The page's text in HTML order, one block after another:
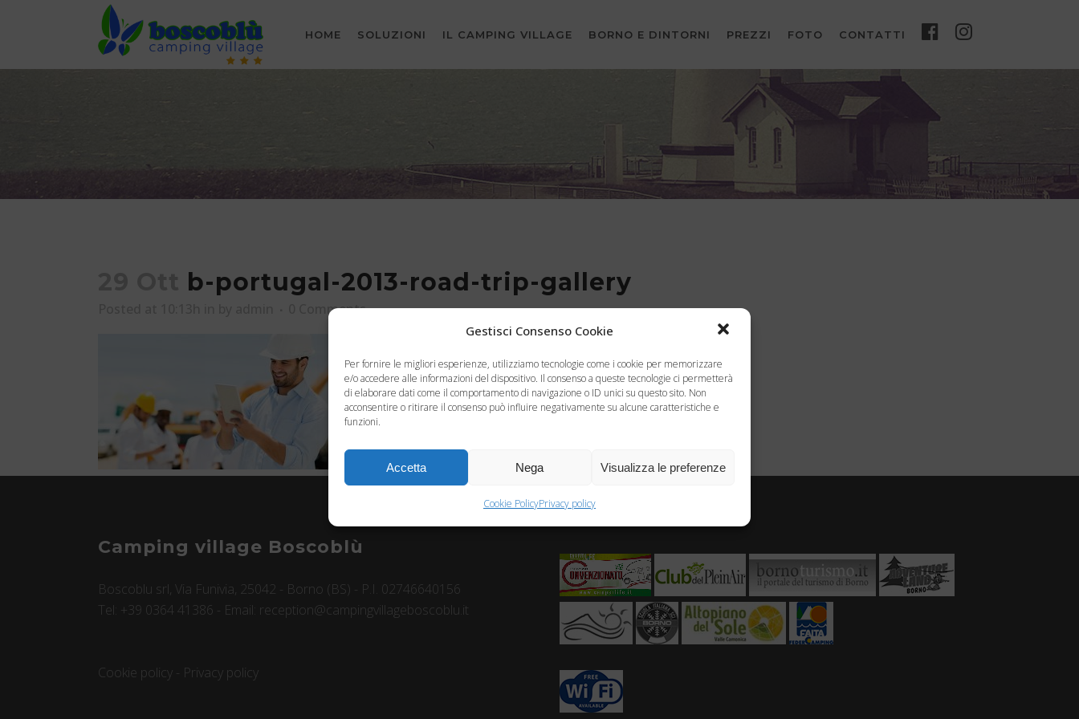
Gestisci Consenso Cookie
Per fornire le migliori esperienze, utilizziamo tecnologie come i cookie per memorizzare
e/o accedere alle informazioni del dispositivo. Il consenso a queste tecnologie ci permetterà
di elaborare dati come il comportamento di navigazione o ID unici su questo sito. Non
acconsentire o ritirare il consenso può influire negativamente su alcune caratteristiche e
funzioni.
Accetta Nega Visualizza le preferenze
Cookie PolicyPrivacy policy
HOME SOLUZIONI IL CAMPING VILLAGE BORNO E DINTORNI PREZZI FOTO CONTATTI
b-portugal-2013-road-trip-gallery
0 Comments
Camping village Boscoblù
Boscoblu srl, Via Funivia, 25042 - Borno (BS) - P.I. 02746640156
Tel: +39 0364 41386 - Email: reception@campingvillageboscoblu.it
Cookie policy - Privacy policy